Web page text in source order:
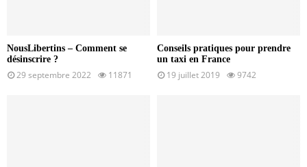
NousLibertins – Comment se
désinscrire ?
29 septembre 2022 11871
Conseils pratiques pour prendre
un taxi en France
19 juillet 2019 9742